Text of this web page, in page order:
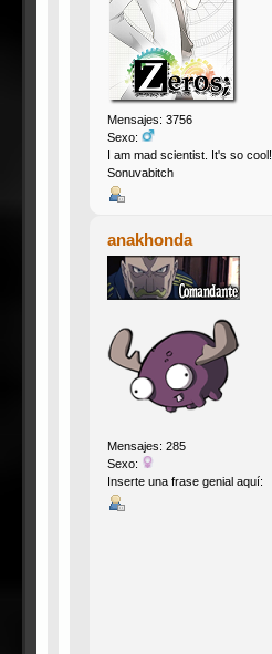
Mensajes: 3756
Sexo:
I am mad scientist. It's so cool!
Sonuvabitch
anakhonda
Mensajes: 285
Sexo:
Inserte una frase genial aquí: